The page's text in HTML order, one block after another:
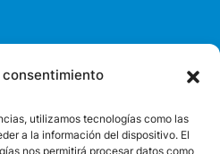
utilizamos tecnologías como las
a la información del dispositivo. El
nos permitirá procesar datos como